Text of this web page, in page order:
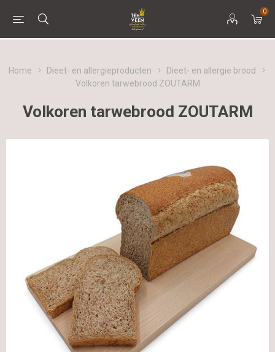
0
Home Dieet- en allergieproducten
Dieet- en allergie brood
Volkoren tarwebrood ZOUTARM
Volkoren tarwebrood ZOUTARM